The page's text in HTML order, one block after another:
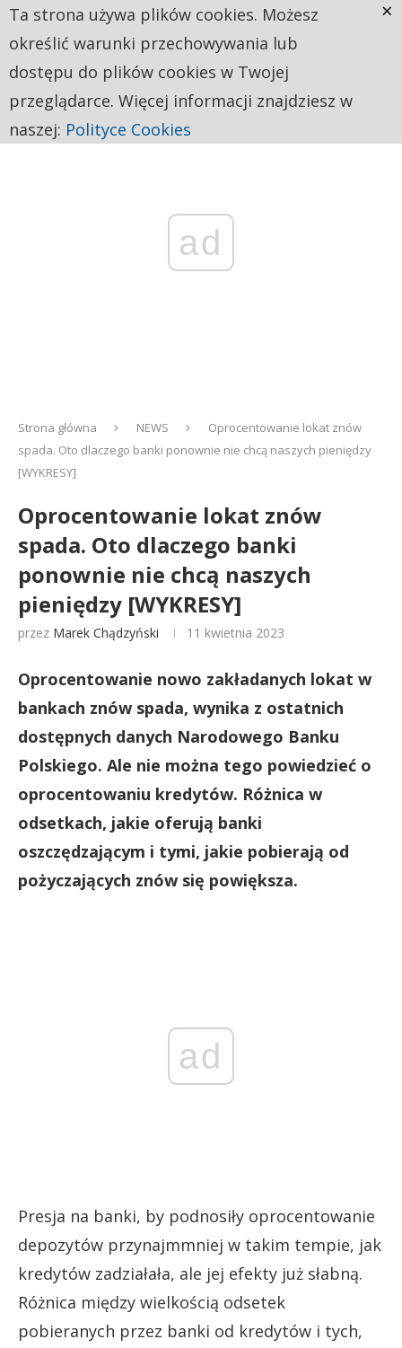
ad
Strona główna NEWS
Oprocentowanie lokat znów
spada. Oto dlaczego banki ponownie nie chcą naszych pieniędzy
[WYKRESY]
Oprocentowanie lokat znów
spada. Oto dlaczego banki
ponownie nie chcą naszych
pieniędzy [WYKRESY]
przez Marek Chądzyński 11 kwietnia 2023
Oprocentowanie nowo zakładanych lokat w
bankach znów spada, wynika z ostatnich
dostępnych danych Narodowego Banku
Polskiego. Ale nie można tego powiedzieć o
oprocentowaniu kredytów. Różnica w
odsetkach, jakie oferują banki
oszczędzającym i tymi, jakie pobierają od
pożyczających znów się powiększa.
ad
Presja na banki, by podnosiły oprocentowanie
depozytów przynajmmniej w takim tempie, jak
kredytów zadziałała, ale jej efekty już słabną.
Różnica między wielkością odsetek
pobieranych przez banki od kredytów i tych,
Ta strona używa plików cookies. Możesz
określić warunki przechowywania lub
dostępu do plików cookies w Twojej
przeglądarce. Więcej informacji znajdziesz w
naszej: Polityce Cookies
×